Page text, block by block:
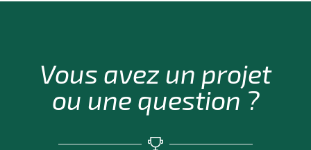
Vous avez un projet
ou une question ?